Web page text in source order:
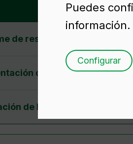
de resultados
de resultados
de la conferencia
Puedes
información.
Configurar